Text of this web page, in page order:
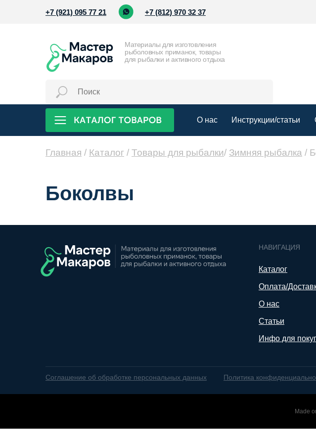
+7 (921) 095 77 21 +7 (812) 970 32 37
Материалы для изготовления
рыболовных приманок, товары
для рыбалки и активного отдыха
О нас Инструкции/статьи
Главная / Каталог / Товары для рыбалки/ Зимняя рыбалка /
Боколвы
Инфо для
НАВИГАЦИЯ
Оплата/
О нас
Статьи
Политика
Каталог
Соглашение об обработке персональных данных
Made